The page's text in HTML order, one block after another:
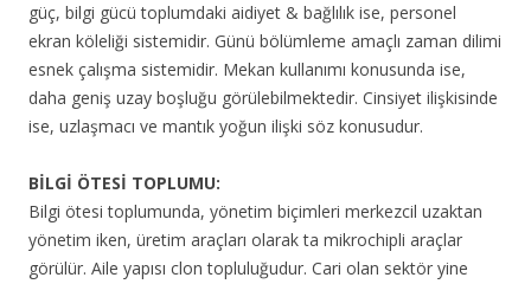
güç, bilgi gücü toplumdaki aidiyet & bağlılık ise, personel
ekran köleliği sistemidir. Günü bölümleme amaçlı zaman dilimi
esnek çalışma sistemidir. Mekan kullanımı konusunda ise,
daha geniş uzay boşluğu görülebilmektedir. Cinsiyet ilişkisinde
ise, uzlaşmacı ve mantık yoğun ilişki söz konusudur.
BİLGİ ÖTESİ TOPLUMU:
Bilgi ötesi toplumunda, yönetim biçimleri merkezcil uzaktan
yönetim iken, üretim araçları olarak ta mikrochipli araçlar
görülür. Aile yapısı clon topluluğudur. Cari olan sektör yine